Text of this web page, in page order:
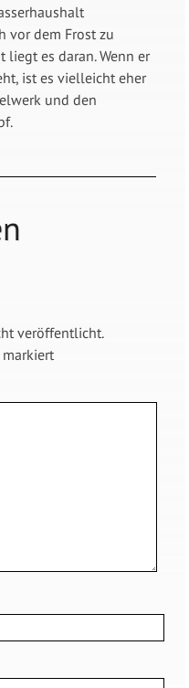
vor dem Frost zu
liegt es daran. Wenn er
ist es vielleicht eher
und den
veröffentlicht.